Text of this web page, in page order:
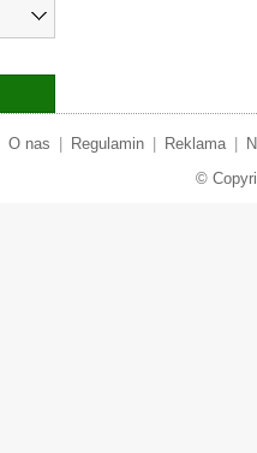
O nas Regulamin Reklama
©